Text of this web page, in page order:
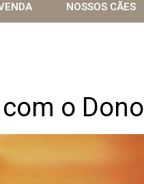
NOSSOS CÃES
o Dono